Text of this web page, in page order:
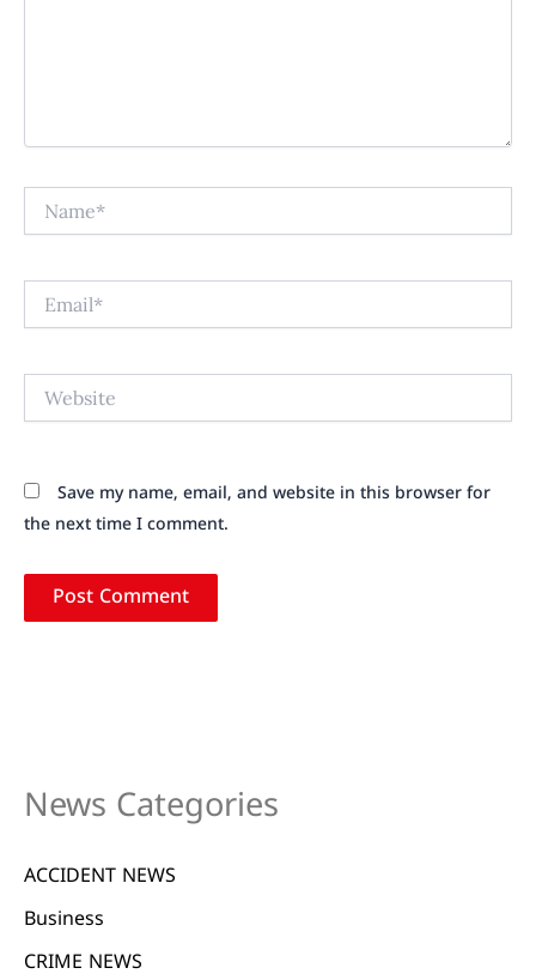
Save my name, email, and website in this browser for
the next time I comment.
News Categories
ACCIDENT NEWS
Business
CRIME NEWS